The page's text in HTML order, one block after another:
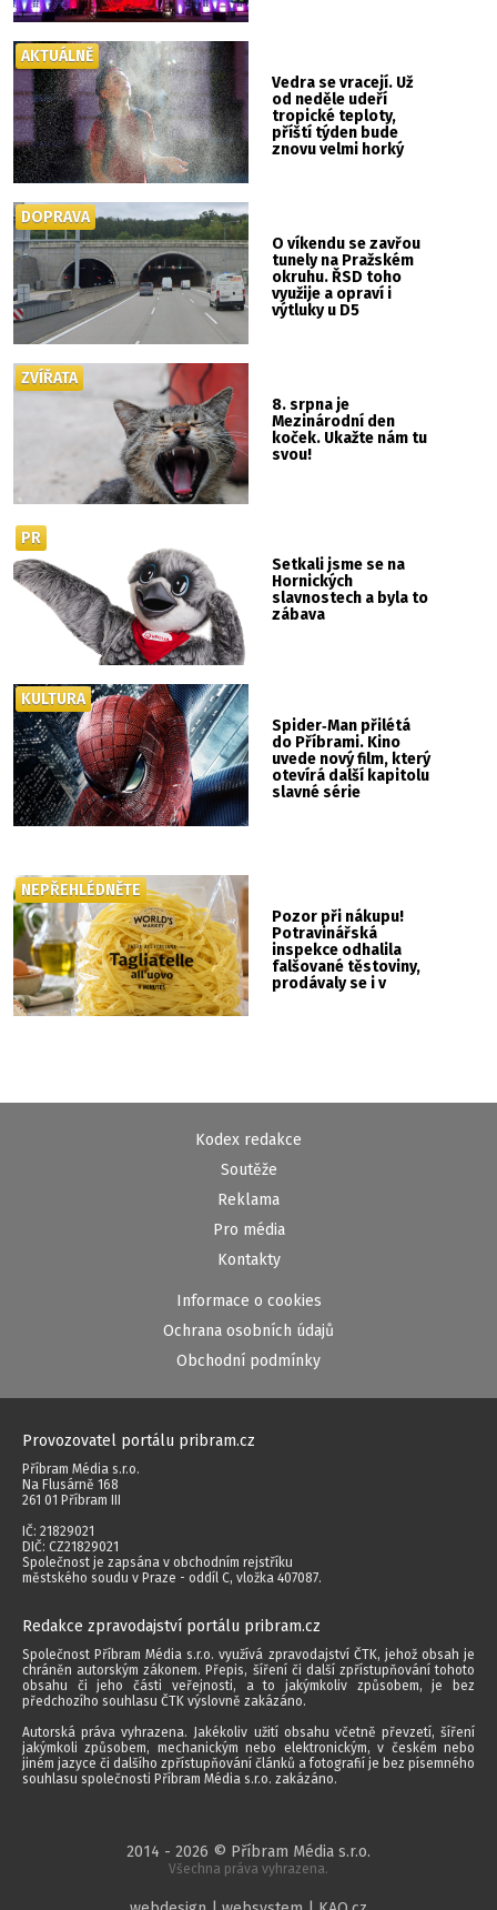
Vedra se vracejí. Už
od neděle udeří
tropické teploty,
příští týden bude
znovu velmi horký
AKTUÁLNĚ
O víkendu se zavřou
tunely na Pražském
okruhu. ŘSD toho
využije a opraví i
výtluky u D5
DOPRAVA
8. srpna je
Mezinárodní den
koček. Ukažte nám tu
svou!
ZVÍŘATA
Setkali jsme se na
Hornických
slavnostech a byla to
zábava
PR
Spider‑Man přilétá
do Příbrami. Kino
uvede nový film, který
otevírá další kapitolu
slavné série
KULTURA
Pozor při nákupu!
Potravinářská
inspekce odhalila
falšované těstoviny,
prodávaly se i v
NEPŘEHLÉDNĚTE
Kodex redakce
Soutěže
Reklama
Pro média
Kontakty
Informace o cookies
Ochrana osobních údajů
Obchodní podmínky
Provozovatel portálu pribram.cz
Příbram Média s.r.o.
Na Flusárně 168
261 01 Příbram III
IČ: 21829021
DIČ: CZ21829021
Společnost je zapsána v obchodním rejstříku
městského soudu v Praze - oddíl C, vložka 407087.
Redakce zpravodajství portálu pribram.cz
Společnost Příbram Média s.r.o. využívá zpravodajství ČTK, jehož obsah je
chráněn autorským zákonem. Přepis, šíření či další zpřístupňování tohoto
obsahu či jeho části veřejnosti, a to jakýmkoliv způsobem, je bez
předchozího souhlasu ČTK výslovně zakázáno.
Autorská práva vyhrazena. Jakékoliv užití obsahu včetně převzetí, šíření
jakýmkoli způsobem, mechanickým nebo elektronickým, v českém nebo
jiném jazyce či dalšího zpřístupňování článků a fotografií je bez písemného
souhlasu společnosti Příbram Média s.r.o. zakázáno.
2014 - 2026 © Příbram Média s.r.o.
Všechna práva vyhrazena.